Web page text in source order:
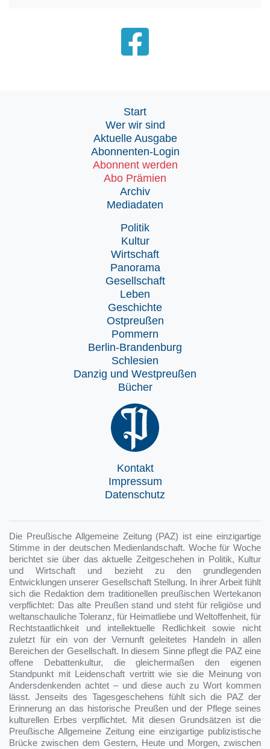
Start
Wer wir sind
Aktuelle Ausgabe
Abonnenten-Login
Abonnent werden
Abo Prämien
Archiv
Mediadaten
Politik
Kultur
Wirtschaft
Panorama
Gesellschaft
Leben
Geschichte
Ostpreußen
Pommern
Berlin-Brandenburg
Schlesien
Danzig und Westpreußen
Bücher
Kontakt
Impressum
Datenschutz
Die Preußische Allgemeine Zeitung (PAZ) ist eine einzigartige
Stimme in der deutschen Medienlandschaft. Woche für Woche
berichtet sie über das aktuelle Zeitgeschehen in Politik, Kultur
und Wirtschaft und bezieht zu den grundlegenden
Entwicklungen unserer Gesellschaft Stellung. In ihrer Arbeit fühlt
sich die Redaktion dem traditionellen preußischen Wertekanon
verpflichtet: Das alte Preußen stand und steht für religiöse und
weltanschauliche Toleranz, für Heimatliebe und Weltoffenheit, für
Rechtstaatlichkeit und intellektuelle Redlichkeit sowie nicht
zuletzt für ein von der Vernunft geleitetes Handeln in allen
Bereichen der Gesellschaft. In diesem Sinne pflegt die PAZ eine
offene Debattenkultur, die gleichermaßen den eigenen
Standpunkt mit Leidenschaft vertritt wie sie die Meinung von
Andersdenkenden achtet – und diese auch zu Wort kommen
lässt. Jenseits des Tagesgeschehens fühlt sich die PAZ der
Erinnerung an das historische Preußen und der Pflege seines
kulturellen Erbes verpflichtet. Mit diesen Grundsätzen ist die
Preußische Allgemeine Zeitung eine einzigartige publizistische
Brücke zwischen dem Gestern, Heute und Morgen, zwischen